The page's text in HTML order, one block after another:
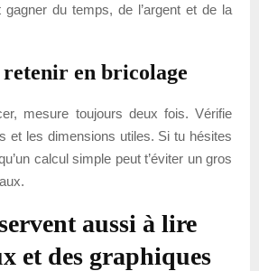
du temps, de l’argent et de la
en bricolage
mesure toujours deux fois. Vérifie
et les dimensions utiles. Si tu hésites
calcul simple peut t’éviter un gros
aussi à lire
et des graphiques